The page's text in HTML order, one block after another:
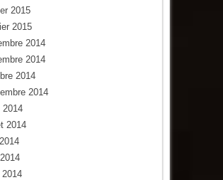
2015
2015
2014
2014
2014
2014
2014
2014